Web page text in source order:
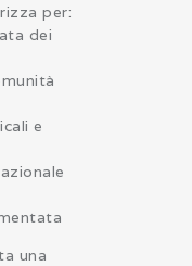
per:
dei
e
una